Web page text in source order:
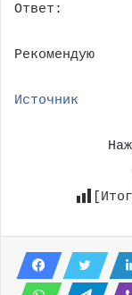
Ответ:
Рекомендую
Источник